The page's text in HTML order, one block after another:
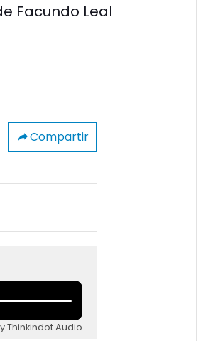
Facundo Leal
Compartir
Thinkindot Audio